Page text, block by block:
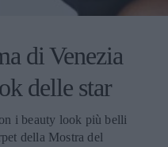
di Venezia
delle star
i beauty look più belli
della Mostra del